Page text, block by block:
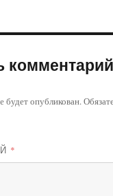
комментарий
будет опубликован.
*